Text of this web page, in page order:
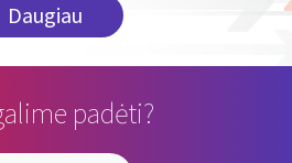
Daugiau
padėti?